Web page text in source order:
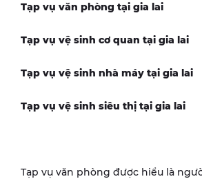
Tạp vụ văn phòng tại gia lai
Tạp vụ vệ sinh cơ quan tại gia lai
Tạp vụ vệ sinh nhà máy tại gia lai
Tạp vụ vệ sinh siêu thị tại gia lai
Tạp vụ văn phòng được hiểu là